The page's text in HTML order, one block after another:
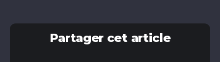
Partager cet article